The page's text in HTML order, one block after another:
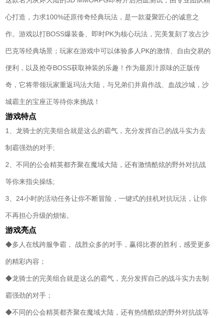
心打造，力求100%还原传奇经典玩法，是一款凝聚匠心的诚意之
作。游戏以打BOSS爆装备、即时PK为核心玩法，完美复刻了攻占沙
巴克等经典场景；玩家在游戏中可以体验多人PK的激情、自由交易的
便利，以及抢夺BOSS获取神装的乐趣！作为最原汁原味的正版传
奇，它将带领玩家重返玛法大陆，与兄弟们并肩作战、血战沙城，沙
城霸主的宝座正等待你来挑战！
游戏特点
1、龙骑士的完美组合就是这么的霸气，充分发挥自己的战斗实力去
制霸强劲的对手;
2、不同的公会精英都齐聚在魔域大陆，还有激情酷炫的野外对抗战
等你来指尖操练;
3、24小时的活动任务让你不断冒险，一键式的挂机对抗玩法，让你
不再担心升级的烦恼。
游戏亮点
◆多人在线跨服争霸， 战胜众多的对手，赢得比赛的胜利，感受更多
的精彩内容；
◆龙骑士的完美组合就是这么的霸气，充分发挥自己的战斗实力去制
霸强劲的对手；
◆不同的公会精英都齐聚在魔域大陆，还有热情酷炫的野外对抗战等